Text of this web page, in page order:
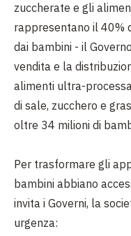
zuccherate e gli
rappresentano il 40%
dai bambini - il
vendita e la
alimenti ultra-
di sale, zucchero e
oltre 34 milioni di
Per trasformare gli
bambini abbiano
invita i Governi, la
urgenza: